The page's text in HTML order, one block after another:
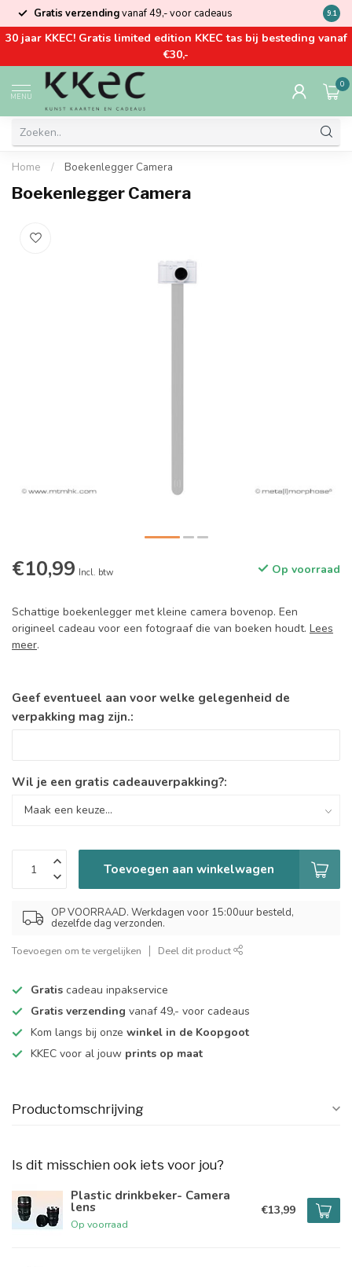
Gratis verzendingvanaf 49,- voor cadeaus Kom
9.1
30 jaar KKEC! Gratis limited edition KKEC tas bij besteding vanaf
€30,-
MENU
0
Home / Boekenlegger Camera
Boekenlegger Camera
€10,99 Incl. btw Op voorraad
Schattige boekenlegger met kleine camera bovenop. Een
origineel cadeau voor een fotograaf die van boeken houdt. Lees
meer.
Geef eventueel aan voor welke gelegenheid de
verpakking mag zijn.:
Wil je een gratis cadeauverpakking?:
Toevoegen aan winkelwagen
OP VOORRAAD. Werkdagen voor 15:00uur besteld,
dezelfde dag verzonden.
Toevoegen om te vergelijken Deel dit product
Gratis cadeau inpakservice
Gratis verzending vanaf 49,- voor cadeaus
Kom langs bij onze winkel in de Koopgoot
KKEC voor al jouw prints op maat
Productomschrijving
Is dit misschien ook iets voor jou?
Plastic drinkbeker- Camera
lens
Op voorraad
€13,99